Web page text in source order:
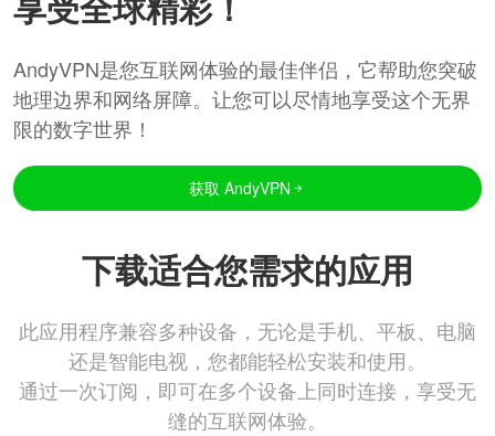
AndyVPN是您互联网体验的最佳伴侣，它帮助您突破
地理边界和网络屏障。让您可以尽情地享受这个无界
限的数字世界！
获取 AndyVPN
下载适合您需求的应用
此应用程序兼容多种设备，无论是手机、平板、电脑
还是智能电视，您都能轻松安装和使用。
通过一次订阅，即可在多个设备上同时连接，享受无
缝的互联网体验。